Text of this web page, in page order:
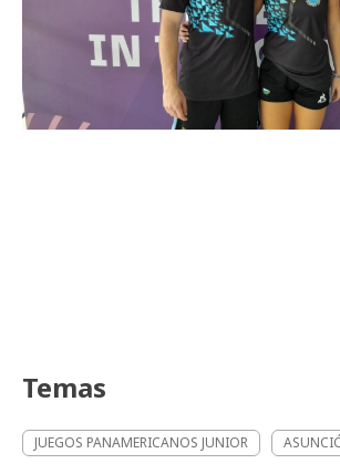
Temas
JUEGOS PANAMERICANOS JUNIOR